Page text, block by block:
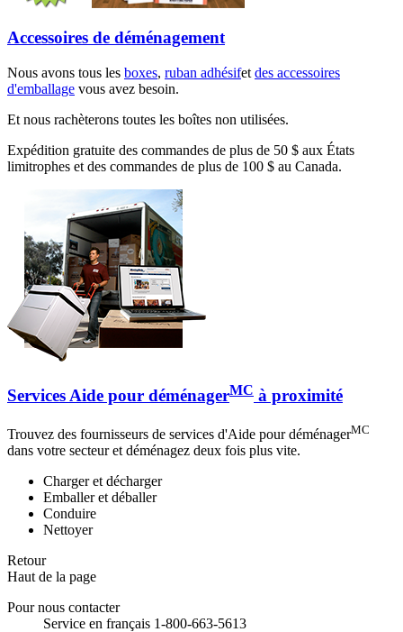
Accessoires de déménagement
Nous avons tous les boxes, ruban adhésifet des accessoires
d'emballage vous avez besoin.
Et nous rachèterons toutes les boîtes non utilisées.
Expédition gratuite des commandes de plus de 50 $ aux États
limitrophes et des commandes de plus de 100 $ au Canada.
Services Aide pour déménagerMC à proximité
Trouvez des fournisseurs de services d'Aide pour déménagerMC
dans votre secteur et déménagez deux fois plus vite.
Charger et décharger
Emballer et déballer
Conduire
Nettoyer
Retour
Haut de la page
Pour nous contacter
Service en français 1-800-663-5613